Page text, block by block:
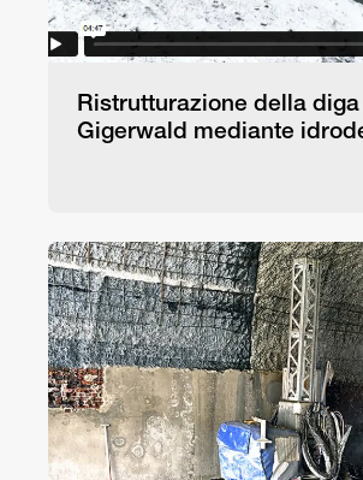
Ristrutturazione della diga
Gigerwald mediante